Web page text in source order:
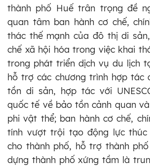
thành phố Huế trân trọng đề
quan tâm ban hành cơ chế,
thác thế mạnh của đô thị di
chế xã hội hóa trong việc khai
trong phát triển dịch vụ du lịch
hỗ trợ các chương trình hợp tác
tồn di sản, hợp tác với
quốc tế về bảo tồn cảnh quan
phi vật thể; ban hành cơ chế,
tính vượt trội tạo động lực
cho thành phố, hỗ trợ thành
dựng thành phố xứng tầm là